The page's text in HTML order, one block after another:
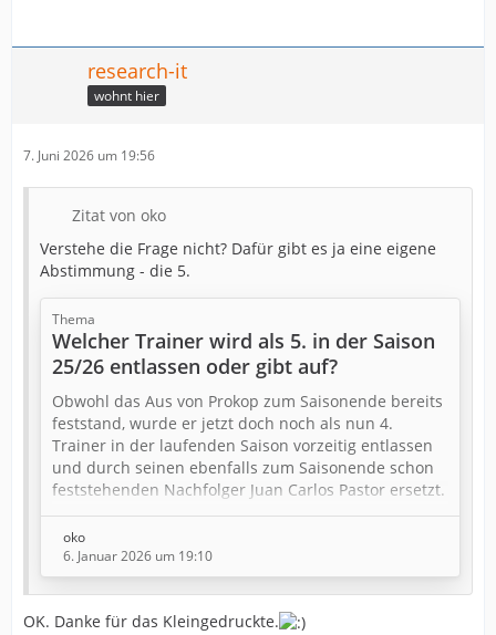
research-it
wohnt hier
7. Juni 2026 um 19:56
Zitat von oko
Verstehe die Frage nicht? Dafür gibt es ja eine eigene
Abstimmung - die 5.
Thema
Welcher Trainer wird als 5. in der Saison
25/26 entlassen oder gibt auf?
Obwohl das Aus von Prokop zum Saisonende bereits
feststand, wurde er jetzt doch noch als nun 4.
Trainer in der laufenden Saison vorzeitig entlassen
und durch seinen ebenfalls zum Saisonende schon
feststehenden Nachfolger Juan Carlos Pastor ersetzt.
Welchen Trainer trifft es als nächstes? Einen klaren
Kandidaten dafür, gibt es aktuell nicht
oko
6. Januar 2026 um 19:10
OK. Danke für das Kleingedruckte.